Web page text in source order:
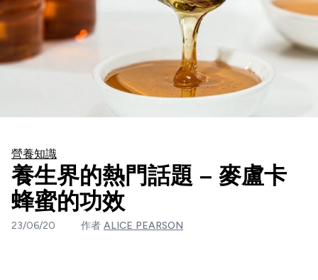
營養知識
養生界的熱門話題 – 麥盧卡
蜂蜜的功效
23/06/20 作者 ALICE PEARSON